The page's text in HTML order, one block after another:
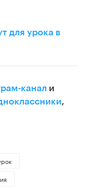
для урока в
канал и
,